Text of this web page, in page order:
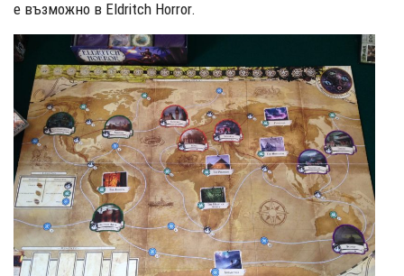
е възможно в Eldritch Horror.